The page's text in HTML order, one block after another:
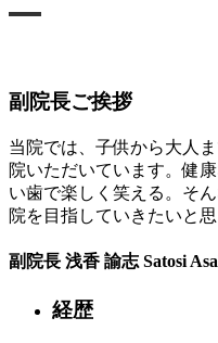
副院長ご挨拶
当院では、子供から大人
院いただいています。健
い歯で楽しく笑える。そ
院を目指していきたいと思
副院長 浅香 諭志 Satosi
経歴